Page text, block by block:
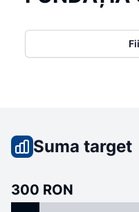
Suma target
300 RON